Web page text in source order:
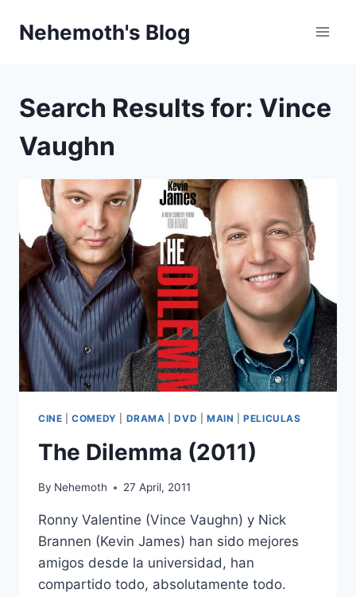
Nehemoth's Blog
Search Results for: Vince
Vaughn
CINE |COMEDY DRAMA |DVD MAIN |PELICULAS
The Dilemma (2011)
By Nehemoth 27 April, 2011
Ronny Valentine (Vince Vaughn) y Nick
Brannen (Kevin James) han sido mejores
amigos desde la universidad, han
compartido todo, absolutamente todo.